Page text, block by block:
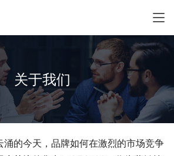
关于我们
涌的今天，品牌如何在激烈的市场竞争